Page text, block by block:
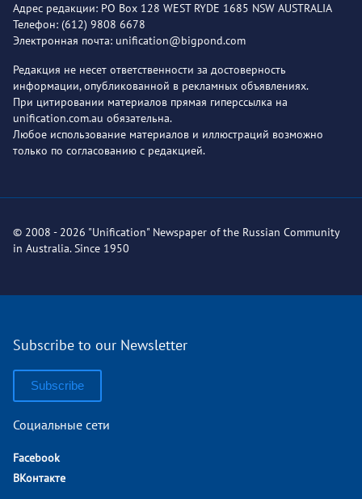
Адрес редакции: PO Box 128 WEST RYDE 1685 NSW AUSTRALIA
Телефон: (612) 9808 6678
Электронная почта: unification@bigpond.com
Редакция не несет ответственности за достоверность
информации, опубликованной в рекламных объявлениях.
При цитировании материалов прямая гиперссылка на
unification.com.au обязательна.
Любое использование материалов и иллюстраций возможно
только по согласованию с редакцией.
© 2008 - 2026 "Unification" Newspaper of the Russian Community
in Australia. Since 1950
Subscribe to our Newsletter
Subscribe
Социальные сети
Facebook
ВКонтакте